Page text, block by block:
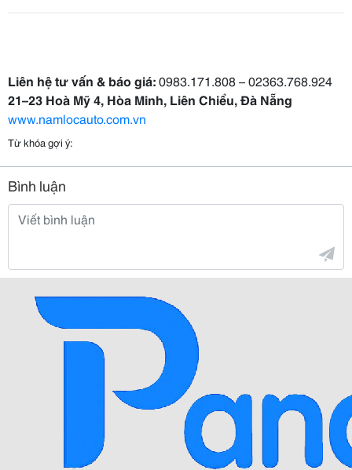
Liên hệ tư vấn & báo giá:0983.171.808 – 02363.768.924
21–23 Hoà Mỹ 4, Hòa Minh, Liên Chiểu, Đà Nẵng
www.namlocauto.com.vn
Từ khóa gợi ý:
Bình luận